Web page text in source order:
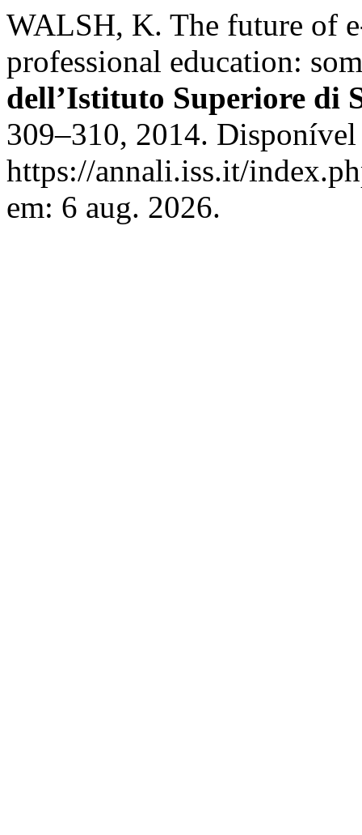
WALSH, K. The future of
professional education:
dell’Istituto Superiore di
309–310, 2014. Disponível
https://annali.iss.it/
em: 6 aug. 2026.